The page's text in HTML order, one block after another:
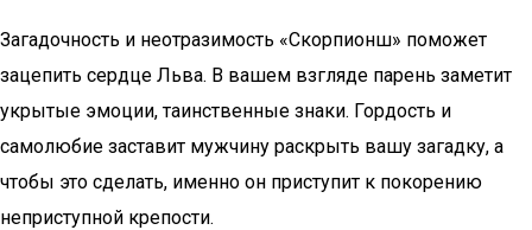
Загадочность и неотразимость «Скорпионш» поможет
зацепить сердце Льва. В вашем взгляде парень заметит
укрытые эмоции, таинственные знаки. Гордость и
самолюбие заставит мужчину раскрыть вашу загадку, а
чтобы это сделать, именно он приступит к покорению
неприступной крепости.